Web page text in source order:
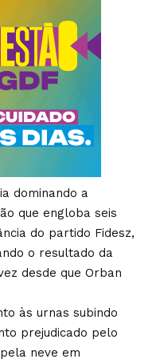
dominando a
que engloba seis
do partido Fidesz,
o resultado da
desde que Orban
às urnas subindo
prejudicado pelo
neve em